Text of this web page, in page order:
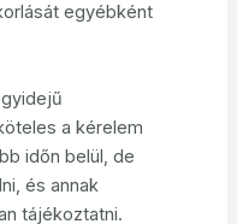
egyébként
a kérelem
időn belül, de
és annak
tájékoztatni.